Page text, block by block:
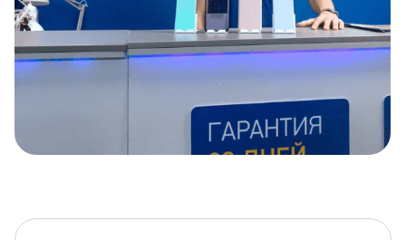
5